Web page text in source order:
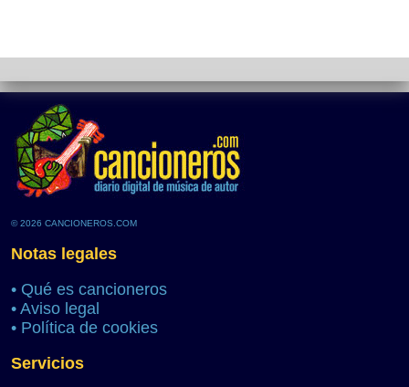
© 2026 CANCIONEROS.COM
Notas legales
• Qué es cancioneros
• Aviso legal
• Política de cookies
Servicios